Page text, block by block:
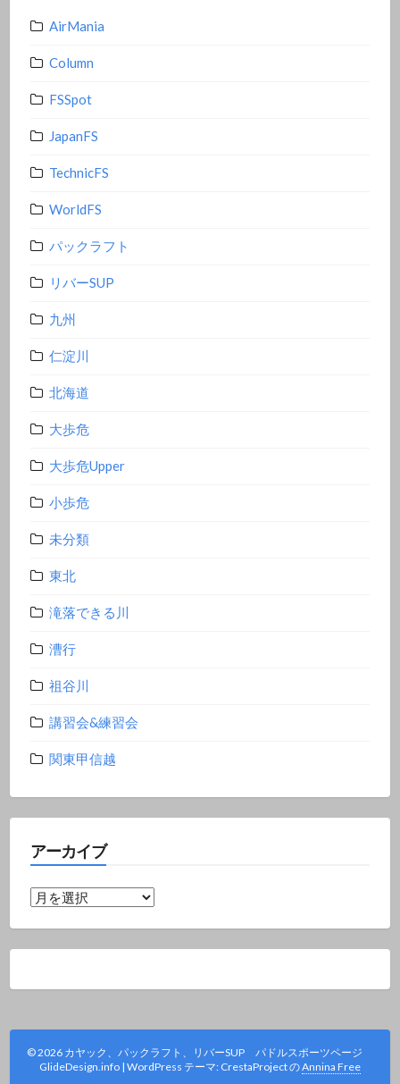
AirMania
Column
FSSpot
JapanFS
TechnicFS
WorldFS
パックラフト
リバーSUP
九州
仁淀川
北海道
大歩危
大歩危Upper
小歩危
未分類
東北
滝落できる川
漕行
祖谷川
講習会&練習会
関東甲信越
アーカイブ
ア
ブ
© 2026 カヤック、パックラフト、リバーSUP パドルスポーツページ
GlideDesign.info | WordPress テーマ: CrestaProject のAnnina Free